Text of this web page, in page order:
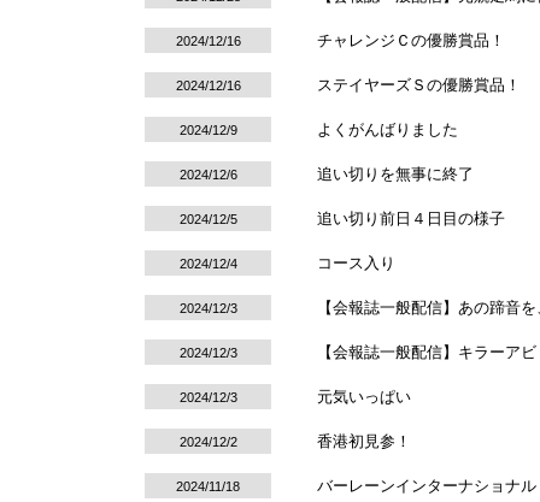
2024/12/16 チャレンジＣの優勝賞品！
2024/12/16 ステイヤーズＳの優勝賞品！
2024/12/9 よくがんばりました
2024/12/6 追い切りを無事に終了
2024/12/5 追い切り前日４日目の様子
2024/12/4 コース入り
2024/12/3 【会報誌一般配信】あの蹄
2024/12/3 【会報誌一般配信】キラーア
2024/12/3 元気いっぱい
2024/12/2 香港初見参！
2024/11/18 バーレーンインターナショナ